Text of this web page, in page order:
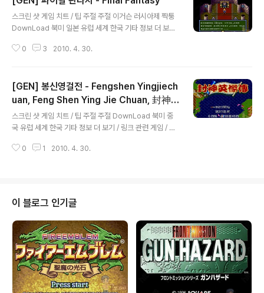
스크린 샷 게임 치트 / 팁 주절 주절 이거슨 러시아제 짝퉁
DownLoad 북미 일본 유럽 세계 한국 기타 정보 더 보기
0 3 2010. 4. 30.
[GEN] 봉신영걸전 - Fengshen Yingjiech
uan, Feng Shen Ying Jie Chuan, 封神
英傑傳
스크린 샷 게임 치트 / 팁 주절 주절 DownLoad 북미 중
국 유럽 세계 한국 기타 정보 더 보기 / 링크 관련 게임 / 다
EN] 봉신영걸전 - Unknown Chinese Game 1, Feng
0 1 2010. 4. 30.
이 블로그 인기글